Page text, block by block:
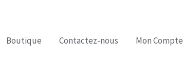
Boutique Contactez-nous Mon Compte